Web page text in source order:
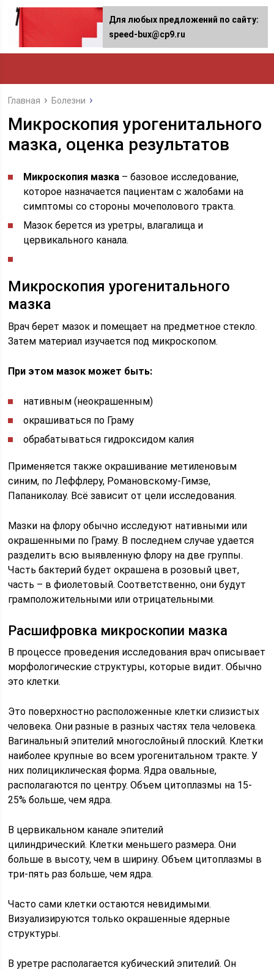
Главная Болезни
Микроскопия урогенитального
мазка, оценка результатов
Микроскопия мазка – базовое исследование,
которое назначается пациентам с жалобами на
симптомы со стороны мочеполового тракта.
Мазок берется из уретры, влагалища и
цервикального канала.
Микроскопия урогенитального
мазка
Врач берет мазок и помещает на предметное стекло.
Затем материал изучается под микроскопом.
При этом мазок может быть:
нативным (неокрашенным)
окрашиваться по Граму
обрабатываться гидроксидом калия
Применяется также окрашивание метиленовым
синим, по Леффлеру, Романовскому-Гимзе,
Папаниколау. Всё зависит от цели исследования.
Мазки на флору обычно исследуют нативными или
окрашенными по Граму. В последнем случае удается
разделить всю выявленную флору на две группы.
Часть бактерий будет окрашена в розовый цвет,
часть – в фиолетовый. Соответственно, они будут
грамположительными или отрицательными.
Расшифровка микроскопии мазка
В процессе проведения исследования врач описывает
морфологические структуры, которые видит. Обычно
это клетки.
Это поверхностно расположенные клетки слизистых
человека. Они разные в разных частях тела человека.
Вагинальный эпителий многослойный плоский. Клетки
наиболее крупные во всем урогенитальном тракте. У
них полициклическая форма. Ядра овальные,
располагаются по центру. Объем цитоплазмы на 15-
25% больше, чем ядра.
В цервикальном канале эпителий
цилиндрический. Клетки меньшего размера. Они
больше в высоту, чем в ширину. Объем цитоплазмы в
три-пять раз больше, чем ядра.
Часто сами клетки остаются невидимыми.
Визуализируются только окрашенные ядерные
структуры.
В уретре располагается кубический эпителий. Он
Для любых предложений по сайту:
speed-bux@cp9.ru